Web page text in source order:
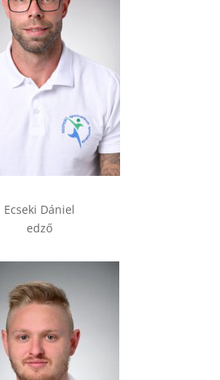
Ecseki Dániel
edző